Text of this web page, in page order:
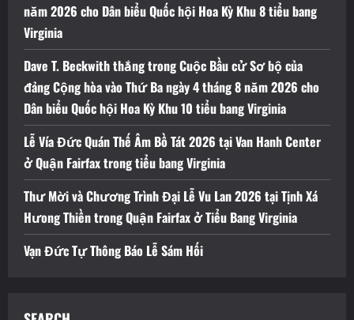
năm 2026 cho Dân biểu Quốc hội Hoa Kỳ Khu 8 tiểu bang
Virginia
Dave T. Beckwith thắng trong Cuộc Bầu cử Sơ bộ của
đảng Cộng hòa vào Thứ Ba ngày 4 tháng 8 năm 2026 cho
Dân biểu Quốc hội Hoa Kỳ Khu 10 tiểu bang Virginia
Lễ Vía Đức Quán Thế Âm Bồ Tát 2026 tại Van Hanh Center
ở Quận Fairfax trong tiểu bang Virginia
Thư Mời và Chương Trình Đại Lễ Vu Lan 2026 tại Tịnh Xá
Hưong Thiền trong Quận Fairfax ở Tiểu Bang Virginia
Vạn Đức Tự Thông Báo Lễ Sám Hối